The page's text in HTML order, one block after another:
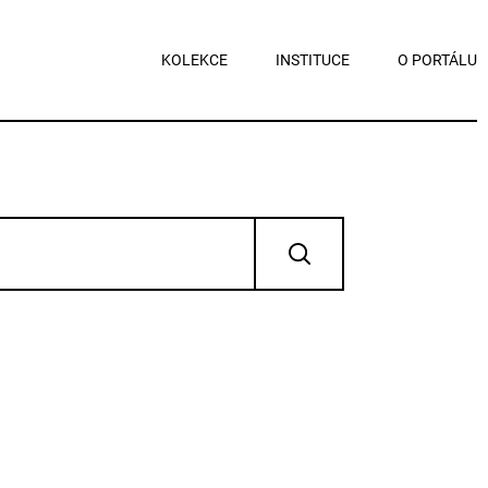
KOLEKCE INSTITUCE O PORTÁLU